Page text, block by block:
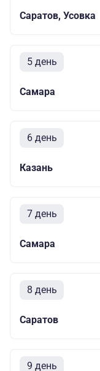
Саратов, Усовка
5 день
Самара
6 день
Казань
7 день
Самара
8 день
Саратов
9 день